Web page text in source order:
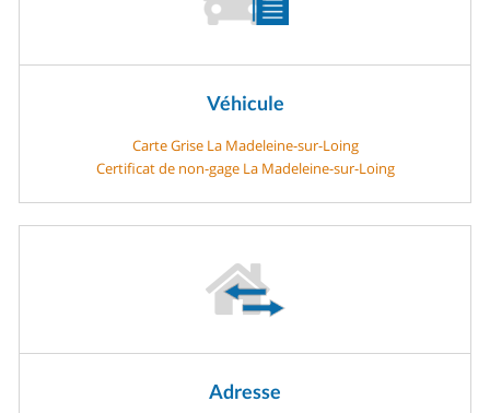
Véhicule
Carte Grise La Madeleine-sur-Loing
Certificat de non-gage La Madeleine-sur-Loing
Adresse